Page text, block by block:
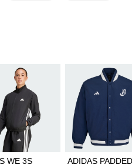
人或監護人之同意方可使用
個別帳號之用戶狀況，依本公司即
資訊註冊。若發現惡意使用之情形，
戶之使用額度並採取法律行動。
WE 3S
ADIDAS